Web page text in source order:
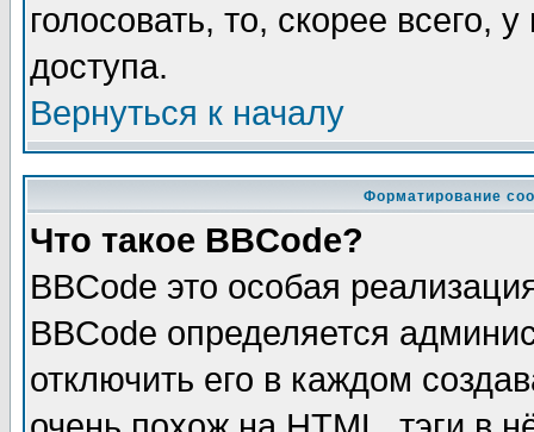
голосовать, то, скорее всего,
доступа.
Вернуться к началу
Форматирование
Что такое BBCode?
BBCode это особая
BBCode определяется
отключить его в каждом